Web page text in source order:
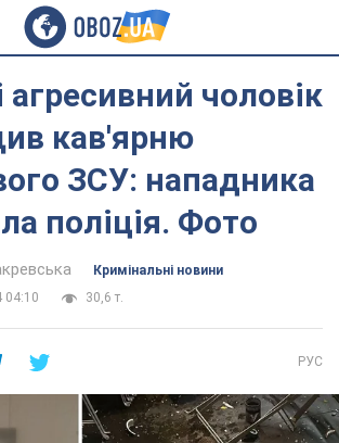
агресивний чоловік
кав'ярню
ЗСУ: нападника
поліція. Фото
Кримінальні новини
04:10
30,6 т.
РУС